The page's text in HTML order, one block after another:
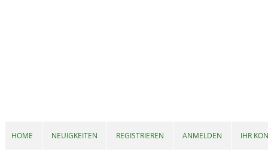
HOME NEUIGKEITEN REGISTRIEREN ANMELDEN IHR